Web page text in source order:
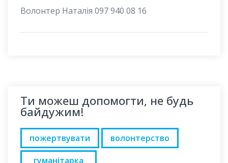
Волонтер Наталія 097 940 08 16
Ти можеш допомогти, не будь
байдужим!
пожертвувати
волонтерство
гуманітарка